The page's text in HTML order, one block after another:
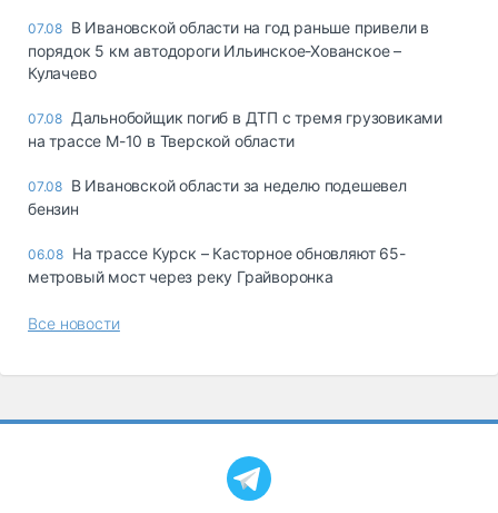
07.08 В Ивановской области на год раньше привели в
порядок 5 км автодороги Ильинское-Хованское –
Кулачево
07.08 Дальнобойщик погиб в ДТП с тремя грузовиками
на трассе М-10 в Тверской области
07.08 В Ивановской области за неделю подешевел
бензин
06.08 На трассе Курск – Касторное обновляют 65-
метровый мост через реку Грайворонка
Все новости